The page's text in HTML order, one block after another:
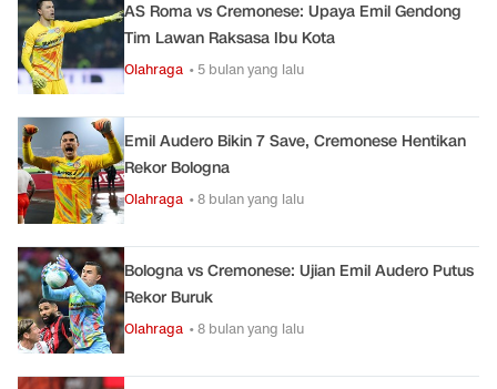
AS Roma vs Cremonese: Upaya Emil Gendong
Tim Lawan Raksasa Ibu Kota
Olahraga • 5 bulan yang lalu
Emil Audero Bikin 7 Save, Cremonese Hentikan
Rekor Bologna
Olahraga • 8 bulan yang lalu
Bologna vs Cremonese: Ujian Emil Audero Putus
Rekor Buruk
Olahraga • 8 bulan yang lalu